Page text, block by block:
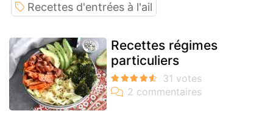
Recettes d'entrées à l'ail
Recettes régimes
particuliers